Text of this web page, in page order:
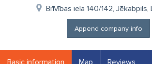
Brīvības iela 140/142, Jēkabpils,
Append company info
Basic information Map Reviews